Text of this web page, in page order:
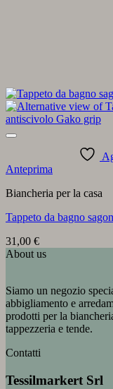
Anteprima
Biancheria per la casa
Tappeto da bagno
31,00 €
About us
Siamo un negozio
abbigliamento e
prodotti per la
tappezzeria e tende.
Contatti
Tessilmarkert Srl